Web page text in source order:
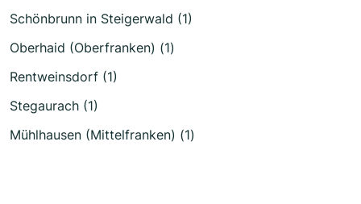
Schönbrunn in Steigerwald (1)
Oberhaid (Oberfranken) (1)
Rentweinsdorf (1)
Stegaurach (1)
Mühlhausen (Mittelfranken) (1)